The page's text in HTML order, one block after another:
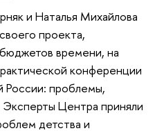
и Наталья Михайлова
проекта,
времени, на
конференции
России: проблемы,
Центра приняли
детства и